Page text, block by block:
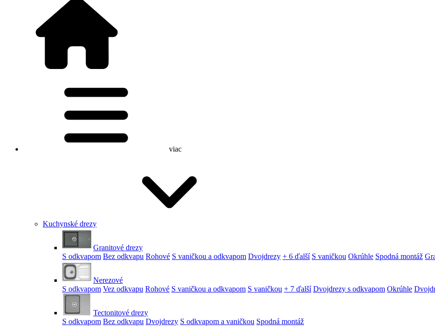
viac
Kuchynské drezy
Granitové drezy
S odkvapom Bez odkvapu Rohové S vaničkou a odkvapom Dvojdrezy + 6 ďalší S vaničkou Okrúhle Spodná montáž
Nerezové
S odkvapom Vez odkvapu Rohové S vaničkou a odkvapom S vaničkou + 7 ďalší Dvojdrezy s odkvapom Okrúhle
Tectonitové drezy
S odkvapom Bez odkvapu Dvojdrezy S odkvapom a vaničkou Spodná montáž